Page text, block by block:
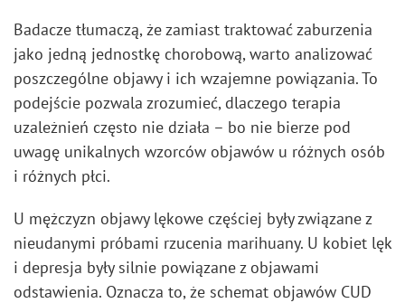
Badacze tłumaczą, że zamiast traktować zaburzenia
jako jedną jednostkę chorobową, warto analizować
poszczególne objawy i ich wzajemne powiązania. To
podejście pozwala zrozumieć, dlaczego terapia
uzależnień często nie działa – bo nie bierze pod
uwagę unikalnych wzorców objawów u różnych osób
i różnych płci.
U mężczyzn objawy lękowe częściej były związane z
nieudanymi próbami rzucenia marihuany. U kobiet lęk
i depresja były silnie powiązane z objawami
odstawienia. Oznacza to, że schemat objawów CUD